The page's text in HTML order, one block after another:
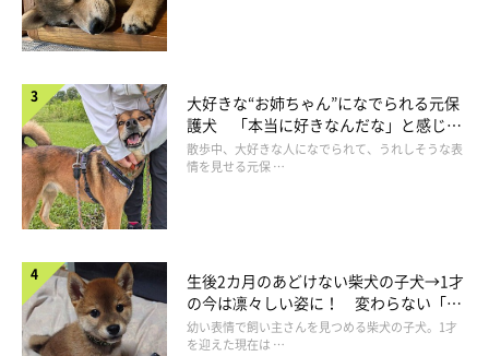
ぷぅすけくんはどんなコ？
大好きな“お姉ちゃん”になでられる元保
護犬 「本当に好きなんだな」と感じる
表情にほっこり
散歩中、大好きな人になでられて、うれしそうな表
情を見せる元保 …
生後2カ月のあどけない柴犬の子犬→1才
の今は凛々しい姿に！ 変わらない「く
りくりおめめ」にもほっこり
幼い表情で飼い主さんを見つめる柴犬の子犬。1才
を迎えた現在は …